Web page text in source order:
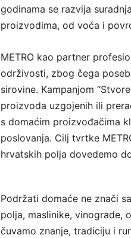
godinama se razvija
proizvodima, od voća i
METRO kao partner
održivosti, zbog čega
sirovine. Kampanjom
proizvoda uzgojenih ili
s domaćim proizvođačima
poslovanja. Cilj tvrtke
hrvatskih polja dovedemo
Podržati domaće ne znači
polja, maslinike, vinograde,
čuvamo znanje, tradiciju i